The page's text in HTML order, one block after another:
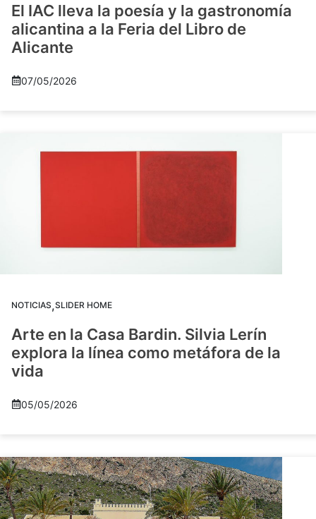
El IAC lleva la poesía y la gastronomía
alicantina a la Feria del Libro de
Alicante
07/05/2026
NOTICIAS,SLIDER HOME
Arte en la Casa Bardin. Silvia Lerín
explora la línea como metáfora de la
vida
05/05/2026